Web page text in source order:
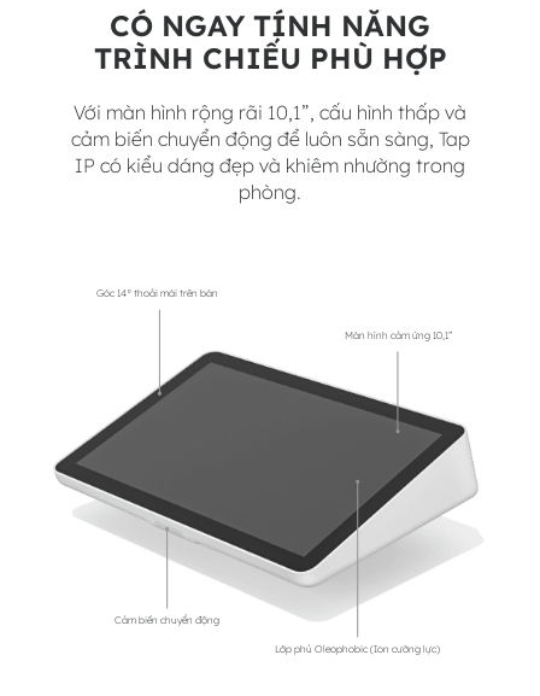
CÓ NGAY TÍNH NĂNG
TRÌNH CHIẾU PHÙ HỢP
Với màn hình rộng rãi 10,1”, cấu hình thấp và
cảm biến chuyển động để luôn sẵn sàng, Tap
IP có kiểu dáng đẹp và khiêm nhường trong
phòng.
Cảm biến chuyển động
Lớp phủ Oleophobic (Ion cường lực)
Góc 14° thoải mái trên bàn
Màn hình cảm ứng 10,1”